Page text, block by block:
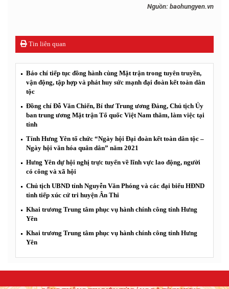
Nguồn: baohungyen.vn
Tin liên quan
Báo chí tiếp tục đồng hành cùng Mặt trận trong tuyên truyền,
vận động, tập hợp và phát huy sức mạnh đại đoàn kết toàn dân
tộc
Đồng chí Đỗ Văn Chiến, Bí thư Trung ương Đảng, Chủ tịch Ủy
ban trung ương Mặt trận Tổ quốc Việt Nam thăm, làm việc tại
tỉnh
Tỉnh Hưng Yên tổ chức “Ngày hội Đại đoàn kết toàn dân tộc –
Ngày hội văn hóa quân dân” năm 2021
Hưng Yên dự hội nghị trực tuyến về lĩnh vực lao động, người
có công và xã hội
Chủ tịch UBND tỉnh Nguyễn Văn Phóng và các đại biểu HĐND
tỉnh tiếp xúc cử tri huyện Ân Thi
Khai trương Trung tâm phục vụ hành chính công tỉnh Hưng
Yên
Khai trương Trung tâm phục vụ hành chính công tỉnh Hưng
Yên